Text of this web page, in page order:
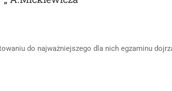
do najważniejszego dla nich egzaminu